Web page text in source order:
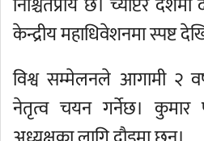
केन्द्रीय महाधिवेशनमा स्पष्ट
विश्व सम्मेलनले आगामी २
नेतृत्व चयन गर्नेछ।